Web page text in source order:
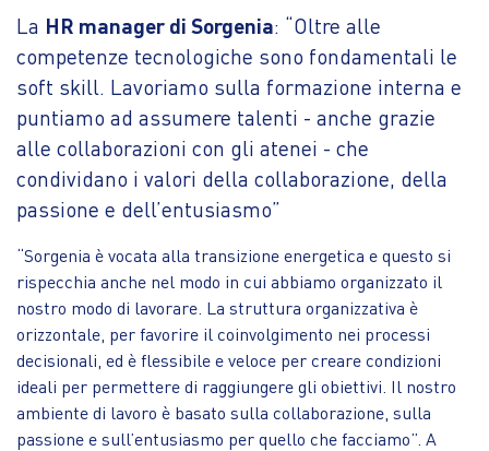
La HR manager di Sorgenia: “Oltre alle
competenze tecnologiche sono fondamentali le
soft skill. Lavoriamo sulla formazione interna e
puntiamo ad assumere talenti - anche grazie
alle collaborazioni con gli atenei - che
condividano i valori della collaborazione, della
passione e dell’entusiasmo”
“Sorgenia è vocata alla transizione energetica e questo si
rispecchia anche nel modo in cui abbiamo organizzato il
nostro modo di lavorare. La struttura organizzativa è
orizzontale, per favorire il coinvolgimento nei processi
decisionali, ed è flessibile e veloce per creare condizioni
ideali per permettere di raggiungere gli obiettivi. Il nostro
ambiente di lavoro è basato sulla collaborazione, sulla
passione e sull’entusiasmo per quello che facciamo”. A